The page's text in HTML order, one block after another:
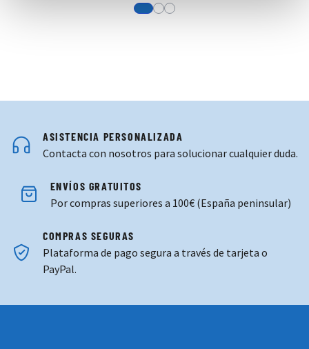
View more about BRAGA POLAR
View more about BRAGA POLAR
View more about GUANTES
ASISTENCIA PERSONALIZADA
Contacta con nosotros para solucionar cualquier duda.
ENVÍOS GRATUITOS
Por compras superiores a 100€ (España peninsular)
COMPRAS SEGURAS
Plataforma de pago segura a través de tarjeta o
PayPal.